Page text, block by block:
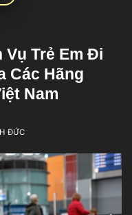
Trẻ Em Đi
Các Hãng
Nam
ĐỨC